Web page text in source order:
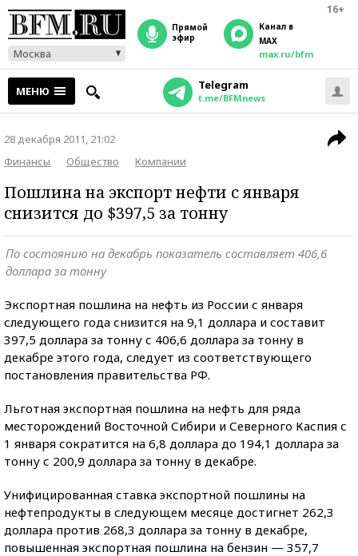
16+
Москва
прямой
эфир
Канал в
MAX
max.ru/bfm
МЕНЮ Telegram
t.me/BFMnews
28 декабря 2011, 21:02
Финансы
Общество Компании
Пошлина на экспорт нефти с января
снизится до $397,5 за тонну
По состоянию на декабрь показатель составляет 406,6
доллара за тонну
Экспортная пошлина на нефть из России с января
следующего года снизится на 9,1 доллара и составит
397,5 доллара за тонну с 406,6 доллара за тонну в
декабре этого года, следует из соответствующего
постановления правительства РФ.
Льготная экспортная пошлина на нефть для ряда
месторождений Восточной Сибири и Северного Каспия с
1 января сократится на 6,8 доллара до 194,1 доллара за
тонну с 200,9 доллара за тонну в декабре.
Унифицированная ставка экспортной пошлины на
нефтепродукты в следующем месяце достигнет 262,3
доллара против 268,3 доллара за тонну в декабре,
повышенная экспортная пошлина на бензин — 357,7